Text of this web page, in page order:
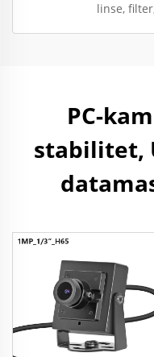
linse,
PC-
stabilitet,